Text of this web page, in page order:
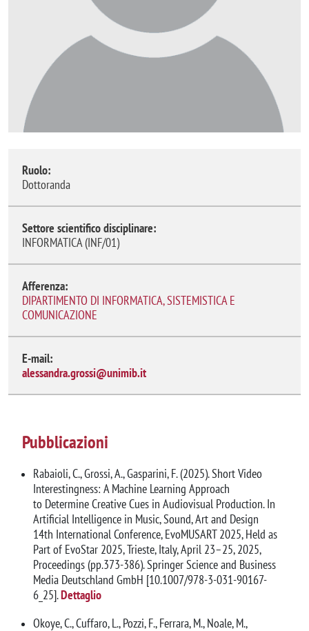
Ruolo:
Dottoranda
Settore scientifico disciplinare:
INFORMATICA (INF/01)
Afferenza:
DIPARTIMENTO DI INFORMATICA, SISTEMISTICA E
COMUNICAZIONE
E-mail:
alessandra.grossi@unimib.it
Pubblicazioni
Rabaioli, C., Grossi, A., Gasparini, F. (2025). Short Video
Interestingness: A Machine Learning Approach
to Determine Creative Cues in Audiovisual Production. In
Artificial Intelligence in Music, Sound, Art and Design
14th International Conference, EvoMUSART 2025, Held as
Part of EvoStar 2025, Trieste, Italy, April 23–25, 2025,
Proceedings (pp.373-386). Springer Science and Business
Media Deutschland GmbH [10.1007/978-3-031-90167-
6_25].Dettaglio
Okoye, C., Cuffaro, L., Pozzi, F., Ferrara, M., Noale, M.,